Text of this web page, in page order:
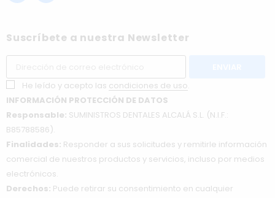
Suscríbete a nuestra Newsletter
He leído y acepto las condiciones de uso.
INFORMACIÓN PROTECCIÓN DE DATOS
Responsable: SUMINISTROS DENTALES ALCALÁ S.L. (N.I.F.:
B85788586).
Finalidades: Responder a sus solicitudes y remitirle información
comercial de nuestros productos y servicios, incluso por medios
electrónicos.
Derechos: Puede retirar su consentimiento en cualquier